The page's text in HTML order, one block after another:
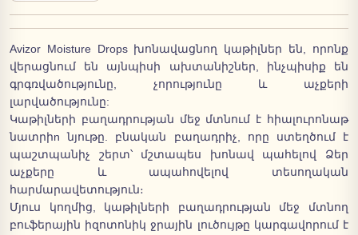
Avizor Moisture Drops խոնավացնող կաթիլներ են, որոնք
վերացնում են այնպիսի ախտանիշներ, ինչպիսիք են
գրգռվածությունը, չորությունը և աչքերի
լարվածությունը:
Կաթիլների բաղադրության մեջ մտնում է հիալուրոնաթ
նատրիn նյութը. բնական բաղադրիչ, որը ստեղծում է
պաշտպանիչ շերտ՝ մշտապես խոնավ պահելով Ձեր
աչքերը և ապահովելով տեսողական
հարմարավետություն։
Մյուս կողմից, կաթիլների բաղադրության մեջ մտնող
բուֆերային իզոտոնիկ ջրային լուծույթը կարգավորում է